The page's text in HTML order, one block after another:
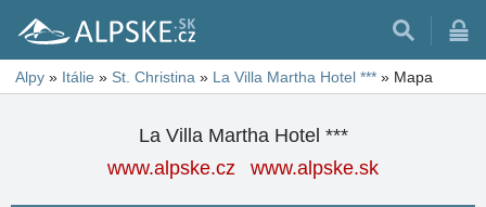
Alpy » Itálie » St. Christina » La Villa Martha Hotel *** » Mapa
La Villa Martha Hotel ***
www.alpske.cz
www.alpske.sk